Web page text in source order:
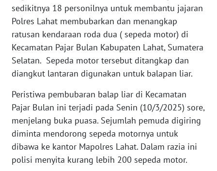
sedikitnya 18 personilnya untuk membantu jajaran
Polres Lahat membubarkan dan menangkap
ratusan kendaraan roda dua ( sepeda motor) di
Kecamatan Pajar Bulan Kabupaten Lahat, Sumatera
Selatan. Sepeda motor tersebut ditangkap dan
diangkut lantaran digunakan untuk balapan liar.
Peristiwa pembubaran balap liar di Kecamatan
Pajar Bulan ini terjadi pada Senin (10/3/2025) sore,
menjelang buka puasa. Sejumlah pemuda digiring
diminta mendorong sepeda motornya untuk
dibawa ke kantor Mapolres Lahat. Dalam razia ini
polisi menyita kurang lebih 200 sepeda motor.
WN
JABAR
WN
BANTEN
WN
NTT
WN
KEPRI